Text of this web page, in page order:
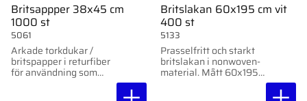
Britsappper 38x45 cm
1000 st
Arkade torkdukar /
britspapper i returfiber
för användning som
5061
Britslakan 60x195 cm vit
400 st
Prasselfritt och starkt
britslakan i nonwoven-
material. Mått 60x195
5133